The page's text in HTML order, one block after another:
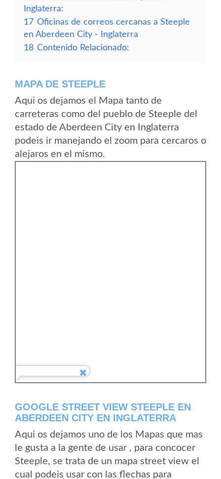
Inglaterra:
17 Oficinas de correos cercanas a Steeple
en Aberdeen City - Inglaterra
18 Contenido Relacionado:
MAPA DE STEEPLE
Aqui os dejamos el Mapa tanto de
carreteras como del pueblo de Steeple del
estado de Aberdeen City en Inglaterra
podeis ir manejando el zoom para cercaros o
alejaros en el mismo.
GOOGLE STREET VIEW STEEPLE EN
ABERDEEN CITY EN INGLATERRA
Aqui os dejamos uno de los Mapas que mas
le gusta a la gente de usar , para concocer
Steeple, se trata de un mapa street view el
cual podeis usar con las flechas para